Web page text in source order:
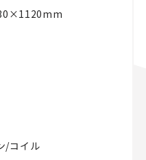
/コイル